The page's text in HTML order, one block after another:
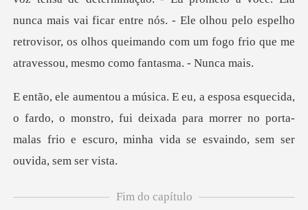
nunca mais vai ficar entre nós. - Ele olhou pelo espelho
retrovisor,
rdo, o monstro, fui deixada para morrer no porta-
malas frio e
Fim do capítulo